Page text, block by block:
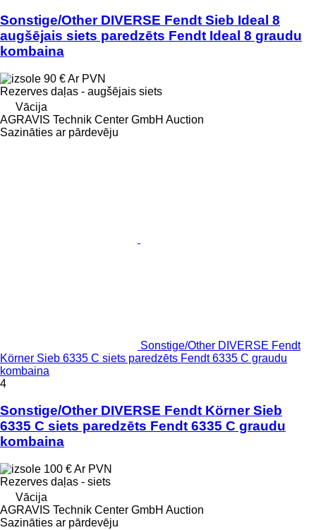
Sonstige/Other DIVERSE Fendt Sieb Ideal 8
augšējais siets paredzēts Fendt Ideal 8 graudu
kombaina
90 €Ar PVN
Rezerves daļas - augšējais siets
Vācija
AGRAVIS Technik Center GmbH Auction
Sazināties ar pārdevēju
Sonstige/Other DIVERSE Fendt
Körner Sieb 6335 C siets paredzēts Fendt 6335 C graudu
kombaina
4
Sonstige/Other DIVERSE Fendt Körner Sieb
6335 C siets paredzēts Fendt 6335 C graudu
kombaina
100 €Ar PVN
Rezerves daļas - siets
Vācija
AGRAVIS Technik Center GmbH Auction
Sazināties ar pārdevēju